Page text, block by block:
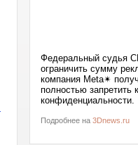
Федеральный судья
ограничить сумму
компания Meta✴
полностью запретить
Подробнее на 3Dnews.ru